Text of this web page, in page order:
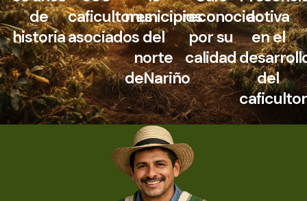
de
historia
caficultores
asociados
municipios
del
norte
deNariño
reconocido
por su
calidad
activa
en el
del
caficultor